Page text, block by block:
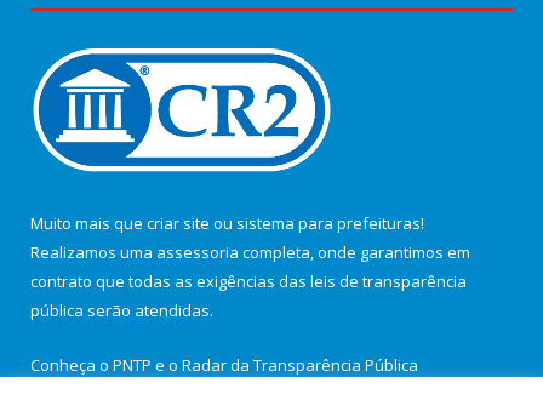
Muito mais que criar site ou sistema para prefeituras!
Realizamos uma assessoria completa, onde garantimos em
contrato que todas as exigências das leis de transparência
pública serão atendidas.
Conheça o PNTP e o Radar da Transparência Pública